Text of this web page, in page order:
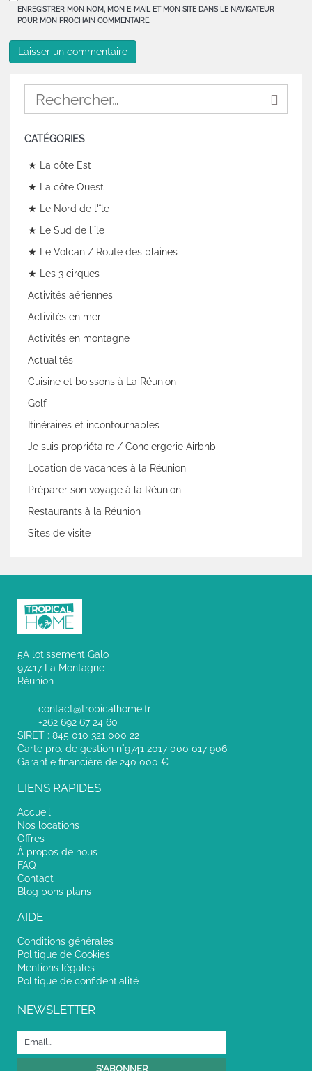
ENREGISTRER MON NOM, MON E-MAIL ET MON SITE DANS LE NAVIGATEUR
POUR MON PROCHAIN COMMENTAIRE.
CATÉGORIES
★ La côte Est
★ La côte Ouest
★ Le Nord de l'île
★ Le Sud de l'île
★ Le Volcan / Route des plaines
★ Les 3 cirques
Activités aériennes
Activités en mer
Activités en montagne
Actualités
Cuisine et boissons à La Réunion
Golf
Itinéraires et incontournables
Je suis propriétaire / Conciergerie Airbnb
Location de vacances à la Réunion
Préparer son voyage à la Réunion
Restaurants à la Réunion
Sites de visite
5A lotissement Galo
97417 La Montagne
Réunion
contact@tropicalhome.fr
+262 692 67 24 60
SIRET : 845 010 321 000 22
Carte pro. de gestion n°9741 2017 000 017 906
Garantie financière de 240 000 €
LIENS RAPIDES
Accueil
Nos locations
Offres
À propos de nous
FAQ
Contact
Blog bons plans
AIDE
Conditions générales
Politique de Cookies
Mentions légales
Politique de confidentialité
NEWSLETTER